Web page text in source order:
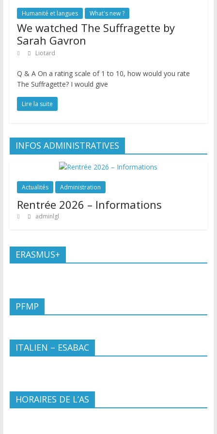
Humanité et langues What's new ?
We watched The Suffragette by
Sarah Gavron
Liotard
Q & A On a rating scale of 1 to 10, how would you rate
The Suffragette? I would give
Lire la suite
INFOS ADMINISTRATIVES
Actualités Administration
Rentrée 2026 – Informations
adminlgl
ERASMUS+
PFMP
ITALIEN – ESABAC
HORAIRES DE L’AS